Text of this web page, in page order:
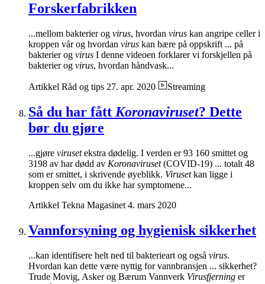
Forskerfabrikken
...mellom bakterier og virus, hvordan virus kan angripe celler i
kroppen vår og hvordan virus kan bære på oppskrift ... på
bakterier og virus I denne videoen forklarer vi forskjellen på
bakterier og virus, hvordan håndvask...
Artikkel Råd og tips 27. apr. 2020 Streaming
Så du har fått Koronaviruset? Dette
bør du gjøre
...gjøre virusetekstra dødelig. I verden er 93 160 smittet og
3198 av har dødd av Koronaviruset(COVID-19) ... totalt 48
som er smittet, i skrivende øyeblikk. Virusetkan ligge i
kroppen selv om du ikke har symptomene...
Artikkel Tekna Magasinet 4. mars 2020
Vannforsyning og hygienisk sikkerhet
...kan identifisere helt ned til bakterieart og også virus.
Hvordan kan dette være nyttig for vannbransjen ... sikkerhet?
Trude Movig, Asker og Bærum Vannverk Virusfjerning er